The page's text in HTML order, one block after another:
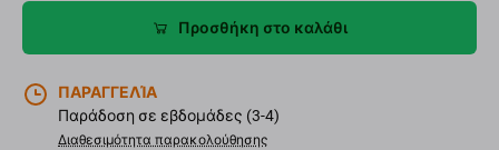
Προσθήκη στο καλάθι
ΠΑΡΑΓΓΕΛΊΑ
Παράδοση σε εβδομάδες (3-4)
Διαθεσιμότητα παρακολούθησης